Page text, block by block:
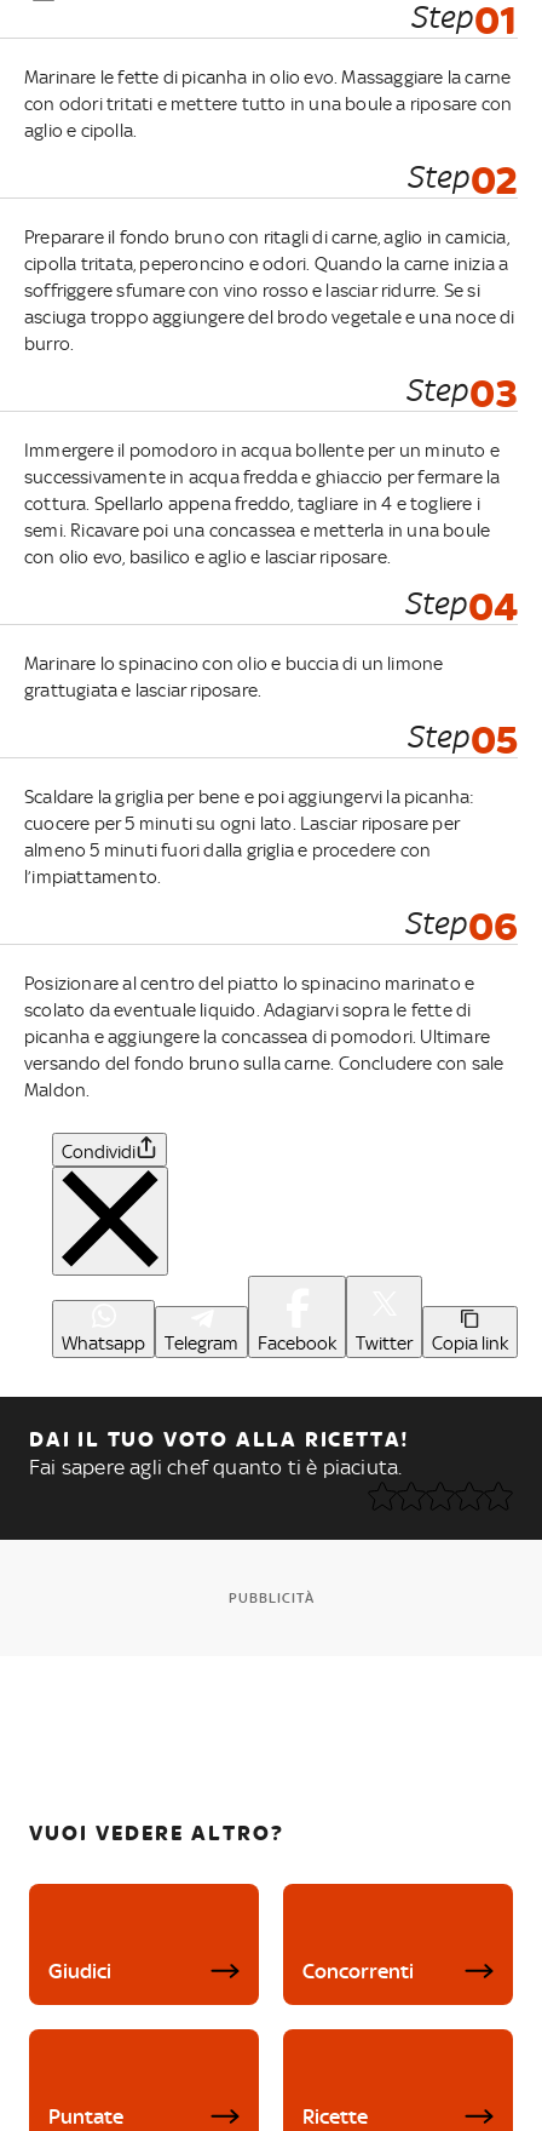
Step01
Marinare le fette di picanha in olio evo. Massaggiare la carne
con odori tritati e mettere tutto in una boule a riposare con
aglio e cipolla.
Step02
Preparare il fondo bruno con ritagli di carne, aglio in camicia,
cipolla tritata, peperoncino e odori. Quando la carne inizia a
soffriggere sfumare con vino rosso e lasciar ridurre. Se si
asciuga troppo aggiungere del brodo vegetale e una noce di
burro.
Step03
Immergere il pomodoro in acqua bollente per un minuto e
successivamente in acqua fredda e ghiaccio per fermare la
cottura. Spellarlo appena freddo, tagliare in 4 e togliere i
semi. Ricavare poi una concassea e metterla in una boule
con olio evo, basilico e aglio e lasciar riposare.
Step04
Marinare lo spinacino con olio e buccia di un limone
grattugiata e lasciar riposare.
Step05
Scaldare la griglia per bene e poi aggiungervi la picanha:
cuocere per 5 minuti su ogni lato. Lasciar riposare per
almeno 5 minuti fuori dalla griglia e procedere con
l’impiattamento.
Step06
Posizionare al centro del piatto lo spinacino marinato e
scolato da eventuale liquido. Adagiarvi sopra le fette di
picanha e aggiungere la concassea di pomodori. Ultimare
versando del fondo bruno sulla carne. Concludere con sale
Maldon.
Condividi
Whatsapp Telegram Facebook Twitter Copia link
DAI IL TUO VOTO ALLA RICETTA!
Fai sapere agli chef quanto ti è piaciuta.
PUBBLICITÀ
VUOI VEDERE ALTRO?
Giudici Concorrenti
Puntate Ricette